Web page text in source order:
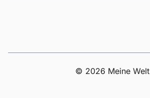
© 2026 Meine Welt